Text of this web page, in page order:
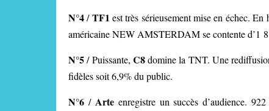
N°4/TF1 est très sérieusement mise en échec.
américaine NEW AMSTERDAM se contente d’1
N°5/Puissante, C8domine la TNT. Une
fidèles soit 6,9% du public.
N°6 / Arteenregistre un succès d’audience.